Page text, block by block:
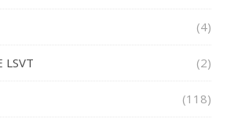
(4)
LSVT (2)
(118)